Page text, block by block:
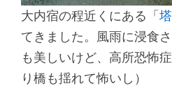
大内宿の程近くにある「
てきました。風雨に浸食
も美しいけど、高所恐怖
り橋も揺れて怖いし）